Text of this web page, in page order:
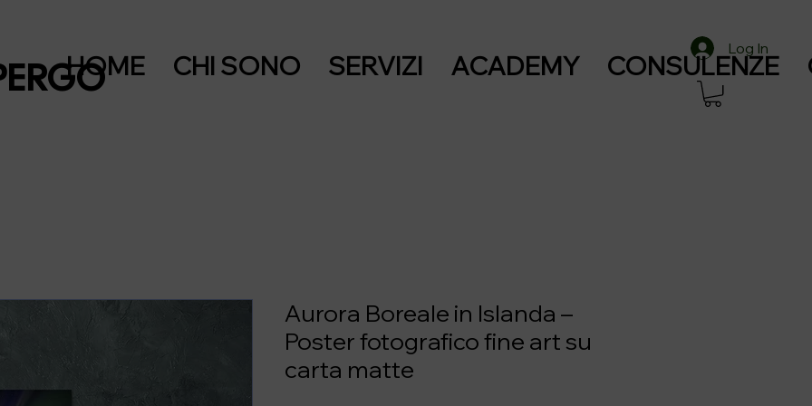
Log In
HOME CHI SONO SERVIZI ACADEMY CONSULENZE
Aurora Boreale in Islanda –
Poster fotografico fine art su
carta matte